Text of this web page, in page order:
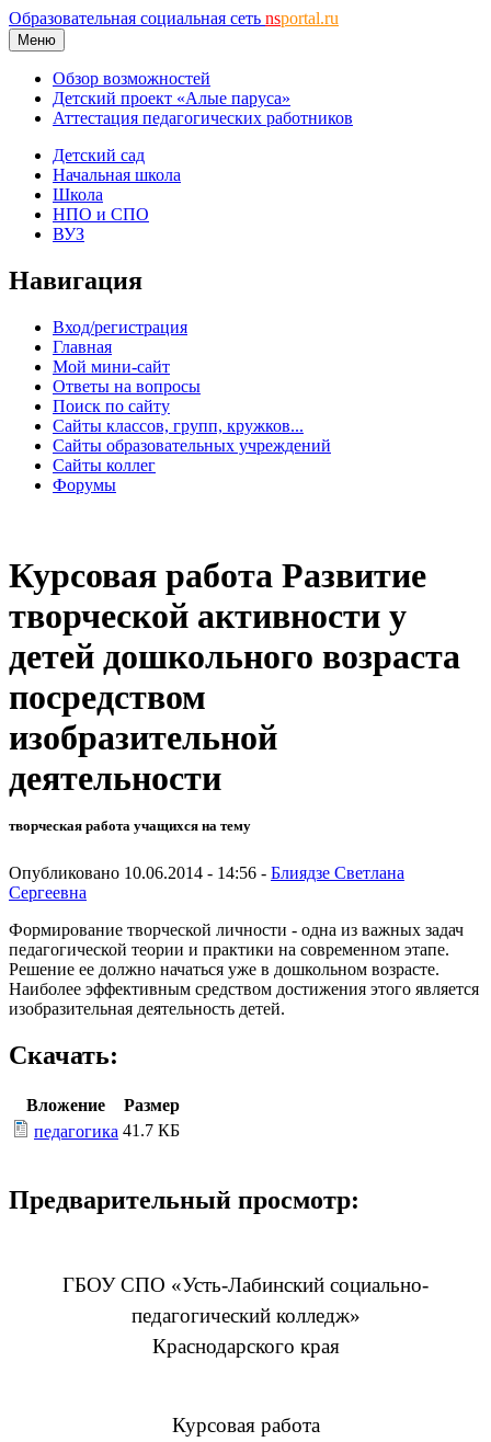
Образовательная социальная сеть nsportal.ru
Меню
Обзор возможностей
Детский проект «Алые паруса»
Аттестация педагогических работников
Детский сад
Начальная школа
Школа
НПО и СПО
ВУЗ
Навигация
Вход/регистрация
Главная
Мой мини-сайт
Ответы на вопросы
Поиск по сайту
Сайты классов, групп, кружков...
Сайты образовательных учреждений
Сайты коллег
Форумы
Курсовая работа Развитие
творческой активности у
детей дошкольного возраста
посредством
изобразительной
деятельности
творческая работа учащихся на тему
Опубликовано 10.06.2014 - 14:56 - Блиядзе Светлана
Сергеевна
Формирование творческой личности - одна из важных задач
педагогической теории и практики на современном этапе.
Решение ее должно начаться уже в дошкольном возрасте.
Наиболее эффективным средством достижения этого является
изобразительная деятельность детей.
Скачать:
Вложение
Размер
педагогика 41.7 КБ
Предварительный просмотр:
ГБОУ СПО «Усть-Лабинский социально-
педагогический колледж»
Краснодарского края
Курсовая работа